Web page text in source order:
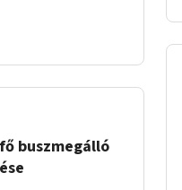
A
(és
és az arra járók
buszmegálló